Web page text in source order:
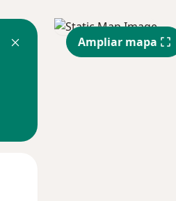
Ampliar mapa